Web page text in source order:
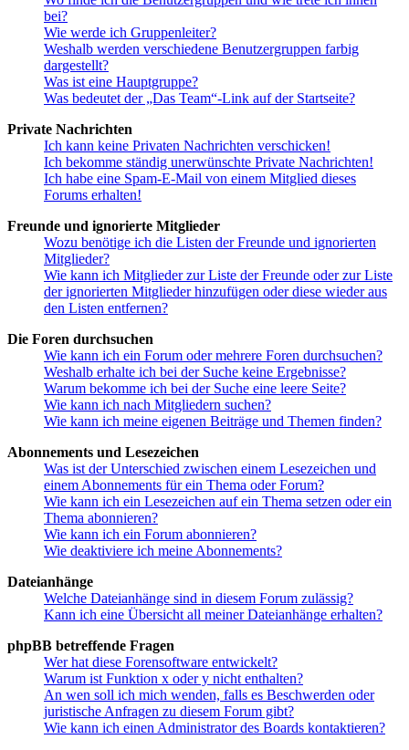
bei?
Wie werde ich Gruppenleiter?
Weshalb werden verschiedene Benutzergruppen farbig
dargestellt?
Was ist eine Hauptgruppe?
Was bedeutet der „Das Team“-Link auf der Startseite?
Private Nachrichten
Ich kann keine Privaten Nachrichten verschicken!
Ich bekomme ständig unerwünschte Private Nachrichten!
Ich habe eine Spam-E-Mail von einem Mitglied dieses
Forums erhalten!
Freunde und ignorierte Mitglieder
Wozu benötige ich die Listen der Freunde und ignorierten
Mitglieder?
Wie kann ich Mitglieder zur Liste der Freunde oder zur Liste
der ignorierten Mitglieder hinzufügen oder diese wieder aus
den Listen entfernen?
Die Foren durchsuchen
Wie kann ich ein Forum oder mehrere Foren durchsuchen?
Weshalb erhalte ich bei der Suche keine Ergebnisse?
Warum bekomme ich bei der Suche eine leere Seite?
Wie kann ich nach Mitgliedern suchen?
Wie kann ich meine eigenen Beiträge und Themen finden?
Abonnements und Lesezeichen
Was ist der Unterschied zwischen einem Lesezeichen und
einem Abonnements für ein Thema oder Forum?
Wie kann ich ein Lesezeichen auf ein Thema setzen oder ein
Thema abonnieren?
Wie kann ich ein Forum abonnieren?
Wie deaktiviere ich meine Abonnements?
Dateianhänge
Welche Dateianhänge sind in diesem Forum zulässig?
Kann ich eine Übersicht all meiner Dateianhänge erhalten?
phpBB betreffende Fragen
Wer hat diese Forensoftware entwickelt?
Warum ist Funktion x oder y nicht enthalten?
An wen soll ich mich wenden, falls es Beschwerden oder
juristische Anfragen zu diesem Forum gibt?
Wie kann ich einen Administrator des Boards kontaktieren?